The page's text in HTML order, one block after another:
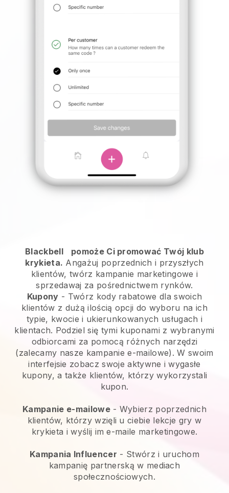
Blackbell
pomoże Ci promować Twój klub
krykieta. Angażuj poprzednich i przyszłych
klientów, twórz kampanie marketingowe i
sprzedawaj za pośrednictwem rynków.
Kupony - Twórz kody rabatowe dla swoich
klientów z dużą ilością opcji do wyboru na ich
typie, kwocie i ukierunkowanych usługach i
klientach. Podziel się tymi kuponami z wybranymi
odbiorcami za pomocą różnych narzędzi
(zalecamy nasze kampanie e-mailowe). W swoim
interfejsie zobacz swoje aktywne i wygasłe
kupony, a także klientów, którzy wykorzystali
kupon.
Kampanie e-mailowe- Wybierz poprzednich
klientów, którzy wzięli u ciebie lekcje gry w
krykieta i wyślij im e-maile marketingowe.
Kampania Influencer - Stwórz i uruchom
kampanię partnerską w mediach
społecznościowych.